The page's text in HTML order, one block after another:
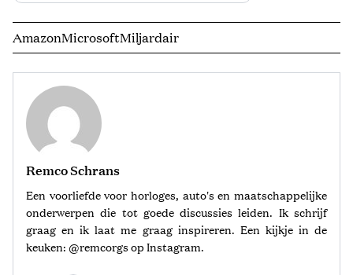
AmazonMicrosoftMiljardair
Remco Schrans
Een voorliefde voor horloges, auto's en maatschappelijke
onderwerpen die tot goede discussies leiden. Ik schrijf
graag en ik laat me graag inspireren. Een kijkje in de
keuken: @remcorgs op Instagram.